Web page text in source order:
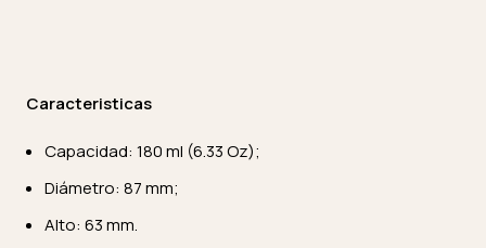
Caracteristicas
Capacidad: 180 ml (6.33 Oz);
Diámetro: 87 mm;
Alto: 63 mm.